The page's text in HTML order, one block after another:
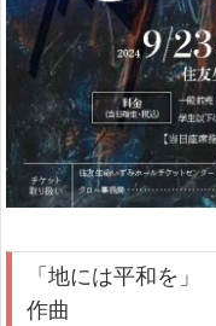
「地には平和を
作曲